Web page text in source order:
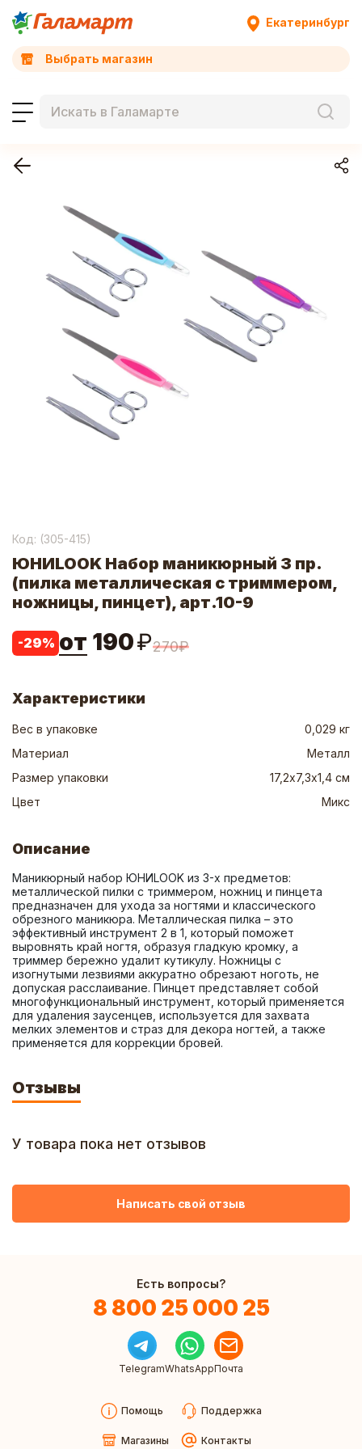
Екатеринбург
Выбрать магазин
Код: (305-415)
ЮНИLOOK Набор маникюрный 3 пр.
(пилка металлическая с триммером,
ножницы, пинцет), арт.10-9
-29% от 190₽270₽
Характеристики
Вес в упаковке
0,029 кг
Материал
Металл
Размер упаковки
17,2х7,3х1,4 см
Цвет
Микс
Описание
Маникюрный набор ЮНИLOOK из 3-х предметов:
металлической пилки с триммером, ножниц и пинцета
предназначен для ухода за ногтями и классического
обрезного маникюра. Металлическая пилка – это
эффективный инструмент 2 в 1, который поможет
выровнять край ногтя, образуя гладкую кромку, а
триммер бережно удалит кутикулу. Ножницы с
изогнутыми лезвиями аккуратно обрезают ноготь, не
допуская расслаивание. Пинцет представляет собой
многофункциональный инструмент, который применяется
для удаления заусенцев, используется для захвата
мелких элементов и страз для декора ногтей, а также
применяется для коррекции бровей.
Отзывы
У товара пока нет отзывов
Написать свой отзыв
Есть вопросы?
8 800 25 000 25
TelegramWhatsAppПочта
Помощь Поддержка
Магазины Контакты